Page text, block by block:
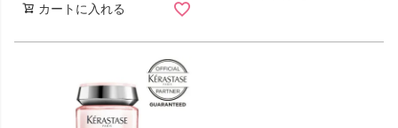
カートに入れる